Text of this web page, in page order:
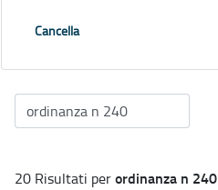
Cancella
20 Risultati perordinanza n 240